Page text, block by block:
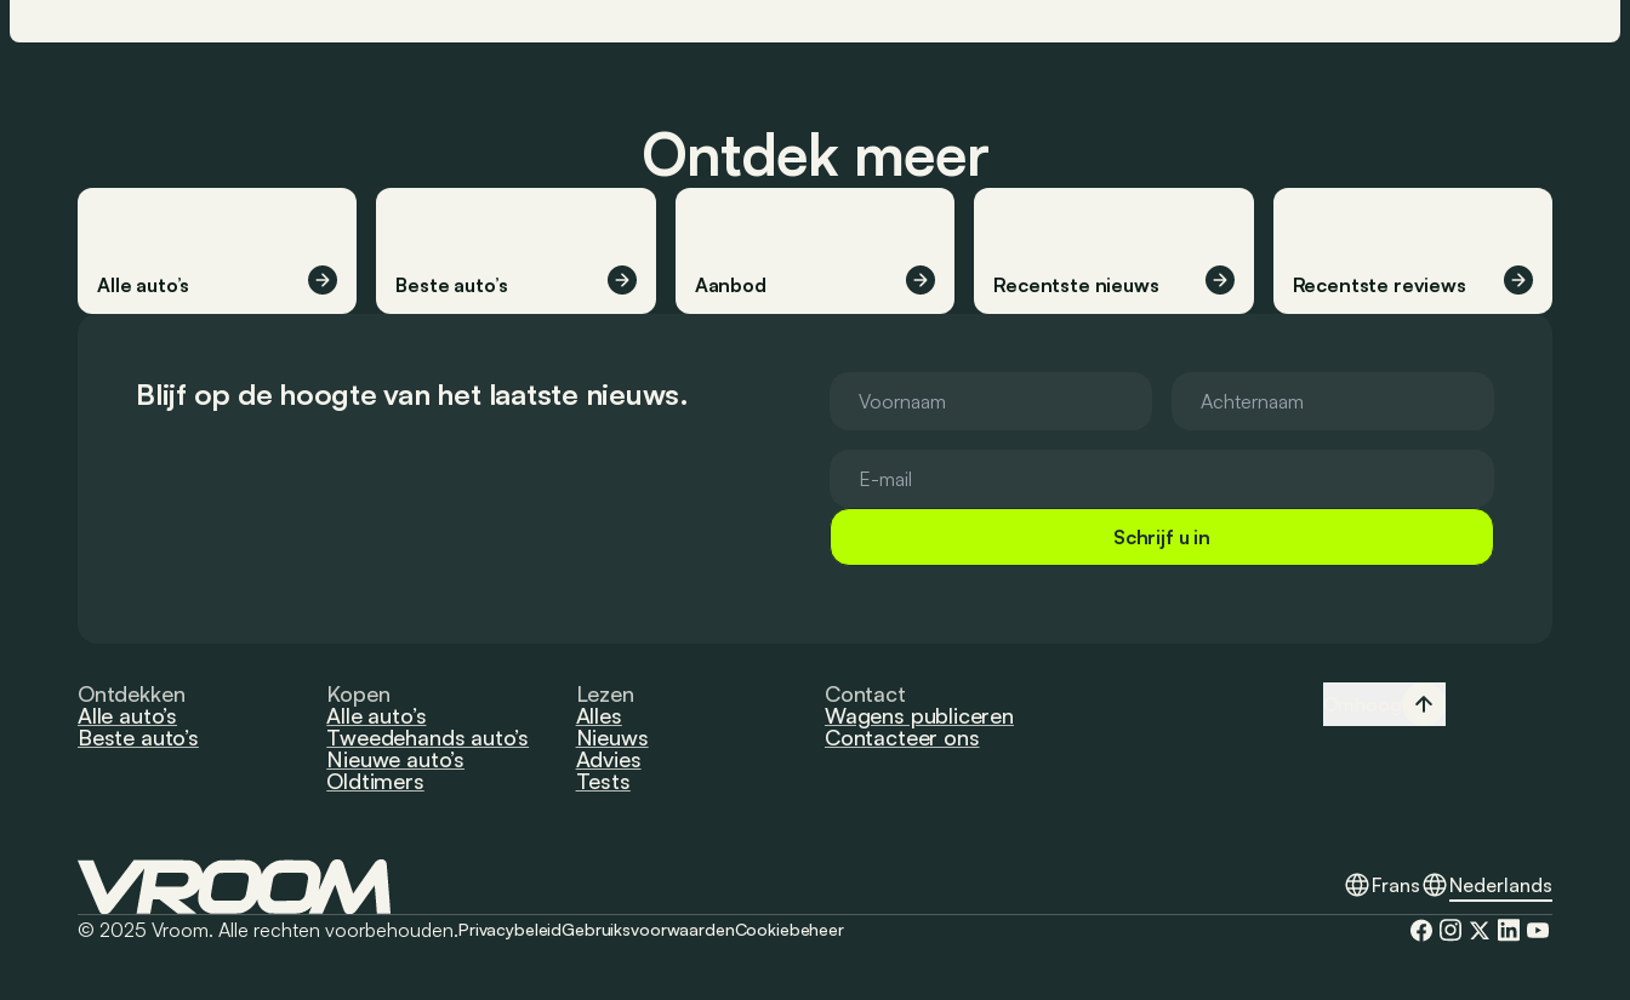
Ontdek meer
Alle auto’s Beste auto’s Aanbod Recentste nieuws Recentste reviews
Blijf op de hoogte van het laatste nieuws.
Schrijf u in
Ontdekken
Alle auto’s
Beste auto’s
Kopen
Alle auto’s
Tweedehands auto’s
Nieuwe auto’s
Oldtimers
Lezen
Alles
Nieuws
Advies
Tests
Contact
Wagens publiceren
Contacteer ons
Frans
Nederlands
© 2025 Vroom. Alle rechten voorbehouden.PrivacybeleidGebruiksvoorwaardenCookiebeheer